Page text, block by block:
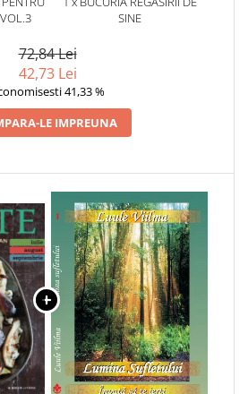
SINE
72,84 Lei
42,73 Lei
41,33 %
LE IMPREUNA